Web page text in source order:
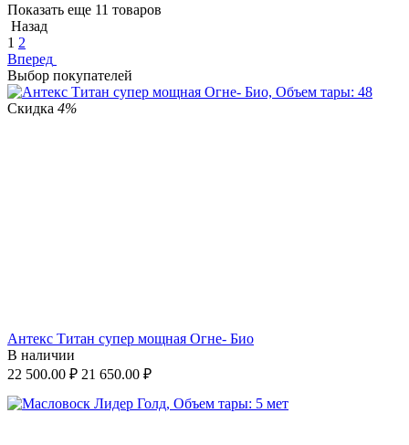
Показать еще 11 товаров
Назад
1 2
Вперед
Выбор покупателей
Скидка 4%
Антекс Титан супер мощная Огне- Био
В наличии
22 500.00 ₽ 21 650.00 ₽